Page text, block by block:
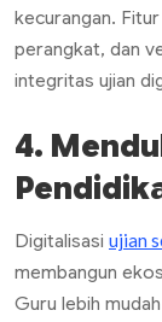
kecurangan.
perangkat, dan
integritas ujian
4.
Digitalisasi ujian
membangun
Guru lebih